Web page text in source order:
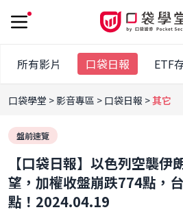
所有影片 口袋日報 ETF
口袋學堂 影音專區 口袋日報 其它
盤前速覽
【口袋日報】以色列空襲伊
望，加權收盤崩跌774點，
點！2024.04.19